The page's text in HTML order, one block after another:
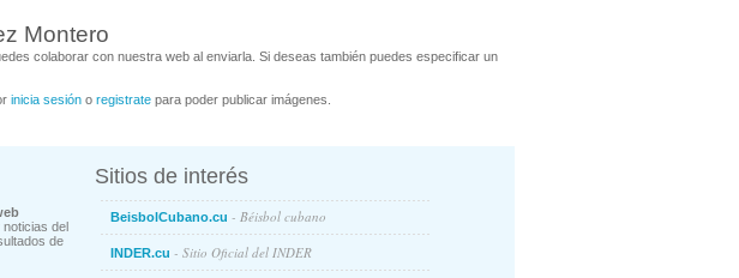
Montero
colaborar con nuestra web al enviarla. Si deseas también puedes especificar un
inicia sesión o registrate para poder publicar imágenes.
del
de
Sitios de interés
BeisbolCubano.cu - Béisbol cubano
INDER.cu - Sitio Oficial del INDER